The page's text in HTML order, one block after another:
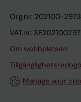
Org.nr: 202100-2973
VAT.nr:
Om webbplatsen
Manage your